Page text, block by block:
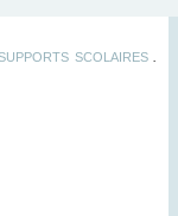
SCOLAIRES.